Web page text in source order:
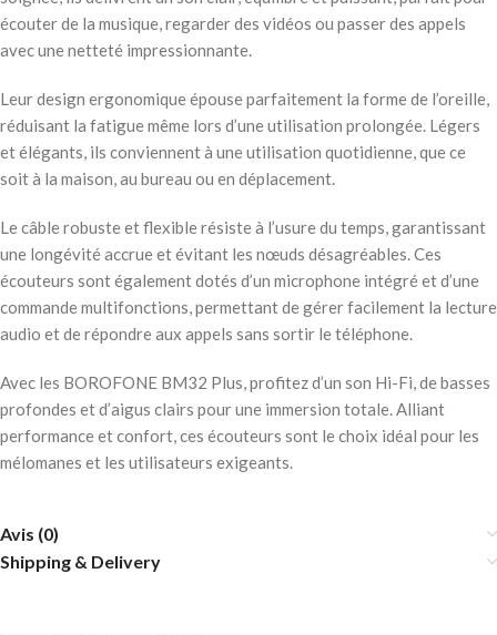
écouter de la musique, regarder des vidéos ou passer des appels
avec une netteté impressionnante.
Leur design ergonomique épouse parfaitement la forme de l’oreille,
réduisant la fatigue même lors d’une utilisation prolongée. Légers
et élégants, ils conviennent à une utilisation quotidienne, que ce
soit à la maison, au bureau ou en déplacement.
Le câble robuste et flexible résiste à l’usure du temps, garantissant
une longévité accrue et évitant les nœuds désagréables. Ces
écouteurs sont également dotés d’un microphone intégré et d’une
commande multifonctions, permettant de gérer facilement la lecture
audio et de répondre aux appels sans sortir le téléphone.
Avec les BOROFONE BM32 Plus, profitez d’un son Hi-Fi, de basses
profondes et d’aigus clairs pour une immersion totale. Alliant
performance et confort, ces écouteurs sont le choix idéal pour les
mélomanes et les utilisateurs exigeants.
Avis (0)
Shipping & Delivery